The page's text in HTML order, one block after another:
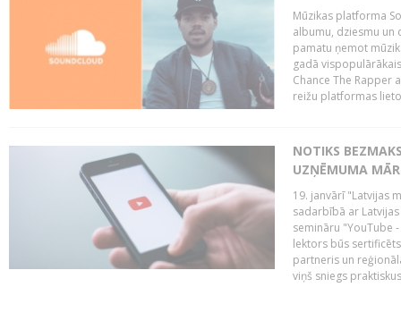
Mūzikas platforma
albumu, dziesmu un
pamatu ņemot
gadā
Chance The Rapper
reižu platformas
NOTIKS
UZŅĒMUMA
19. janvārī "Latvijas
sadarbībā ar
semināru "YouTube
lektors būs
partneris un
viņš sniegs